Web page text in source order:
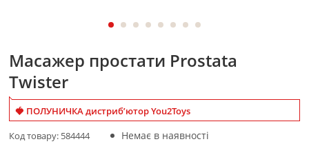
Масажер простати Prostata
Twister
🍓 ПОЛУНИЧКА дистриб’ютор You2Toys
Код товару: 584444 Немає в наявності